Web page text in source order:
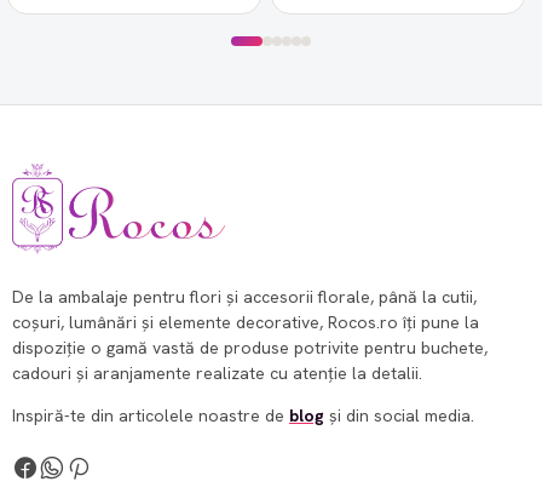
De la ambalaje pentru flori și accesorii florale, până la cutii,
coșuri, lumânări și elemente decorative, Rocos.ro îți pune la
dispoziție o gamă vastă de produse potrivite pentru buchete,
cadouri și aranjamente realizate cu atenție la detalii.
Inspiră-te din articolele noastre de blog și din social media.